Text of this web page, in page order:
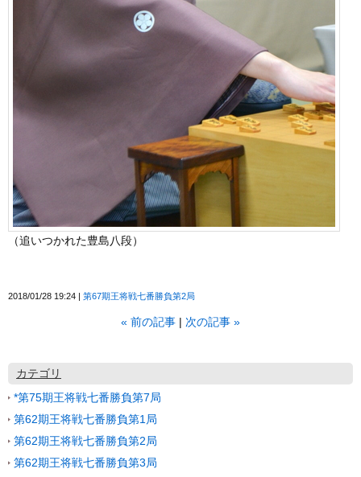
（追いつかれた豊島八段）
2018/01/28 19:24 第67期王将戦七番勝負第2局
« 前の記事 次の記事 »
カテゴリ
*第75期王将戦七番勝負第7局
第62期王将戦七番勝負第1局
第62期王将戦七番勝負第2局
第62期王将戦七番勝負第3局